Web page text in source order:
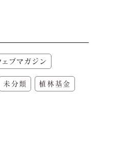
ェブマガジン
未分類 植林基金